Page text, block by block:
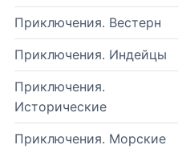
Приключения. Вестерн
Приключения. Индейцы
Приключения.
Исторические
Приключения. Морские